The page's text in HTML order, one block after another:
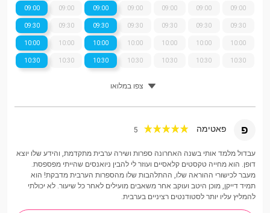
09:00
09:30
10:00
10:30
09:00
09:30
10:00
10:30
09:00
09:30
10:00
10:30
09:00
09:30
10:00
10:30
09:00
09:30
10:00
10:30
09:00
09:30
10:00
10:30
09:00
09:30
10:00
10:30
צפו במלואו
פ פאטימה 5
עבדול מלמד אותי בשנה האחרונה ספרות ושירה ערבית מתקדמת, והידע שלו יוצא
דופן. הוא מחייה טקסטים קלאסיים ועוזר לי להבין ניואנסים שהייתי מפספסת.
מעבר לכישורי ההוראה שלו, ההתלהבות שלו מהספרות הערבית מדבקת! הוא
תמיד דייקן, מוכן היטב ועוקב אחר משאבים מועילים לאחר כל שיעור. לא יכולתי
להמליץ ​​עליו יותר לסטודנטים רציניים בערבית.